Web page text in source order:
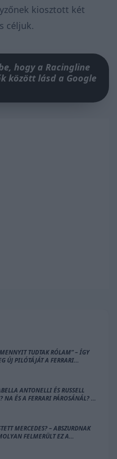
kiosztott két
céljuk.
hogy a Racingline
között lásd a Google
TUDTAK RÓLAM” – ÍGY
ÚJ PILÓTÁJÁT A FERRARI
ANTONELLI ÉS RUSSELL
NA ÉS A FERRARI PÁROSÁNÁL? –
MERCEDES? – ABSZURDNAK
FELMERÜLT EZ A